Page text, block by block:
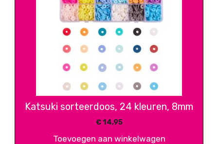
Katsuki sorteerdoos, 24 kleuren, 8mm
€14,95
Toevoegen aan winkelwagen